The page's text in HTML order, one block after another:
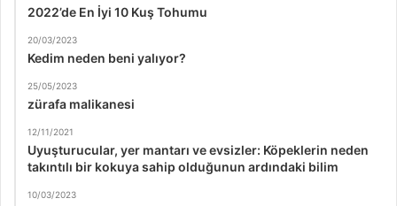
2022’de En İyi 10 Kuş Tohumu
20/03/2023
Kedim neden beni yalıyor?
25/05/2023
zürafa malikanesi
12/11/2021
Uyuşturucular, yer mantarı ve evsizler: Köpeklerin neden
takıntılı bir kokuya sahip olduğunun ardındaki bilim
10/03/2023